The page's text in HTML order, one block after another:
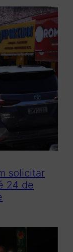
solicitar
24 de